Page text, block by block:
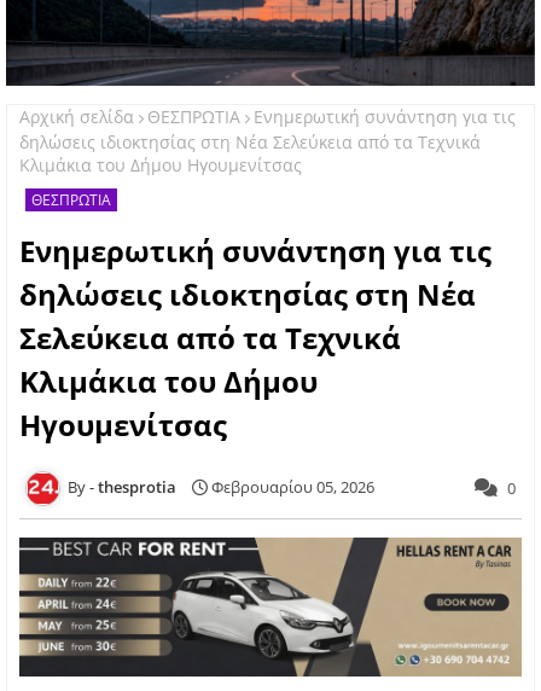
Αρχική σελίδα ΘΕΣΠΡΩΤΙΑ
Ενημερωτική συνάντηση για τις
δηλώσεις ιδιοκτησίας στη Νέα Σελεύκεια από τα Τεχνικά
Κλιμάκια του Δήμου Ηγουμενίτσας ​
ΘΕΣΠΡΩΤΙΑ
Ενημερωτική συνάντηση για τις
δηλώσεις ιδιοκτησίας στη Νέα
Σελεύκεια από τα Τεχνικά
Κλιμάκια του Δήμου
Ηγουμενίτσας ​
thesprotia Φεβρουαρίου 05, 2026 0